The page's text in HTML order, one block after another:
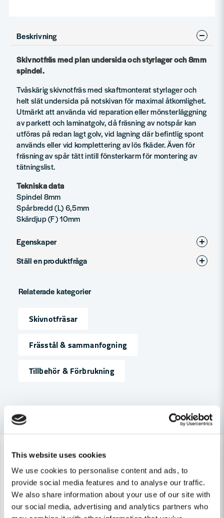
This website uses cookies
We use cookies to personalise content and ads, to
provide social media features and to analyse our traffic.
We also share information about your use of our site with
our social media, advertising and analytics partners who
Beskrivning
Skivnotfräs med plan undersida och styrlager och 8mm
spindel.
Tvåskärig skivnotfräs med skaftmonterat styrlager och
helt slät undersida på notskivan för maximal åtkomlighet.
Utmärkt att använda vid reparation eller mönsterläggning
av parkett och laminatgolv, då fräsning av notspår kan
utföras på redan lagt golv, vid lagning där befintlig spont
används eller vid komplettering av lös fkäder. Även för
fräsning av spår tätt intill fönsterkarm för montering av
tätningslist.
Tekniska data
Spindel 8mm
Spårbredd (L) 6,5mm
Skärdjup (F) 10mm
Egenskaper
Produkttyp
Ställ en produktfråga
Fråga oss något om denna produkten...
Namn
email
Relaterade kategorier
Skivnotfräsar
Frässtål & sammanfogning
Tillbehör & Förbrukning
Andra produkter i kategorin